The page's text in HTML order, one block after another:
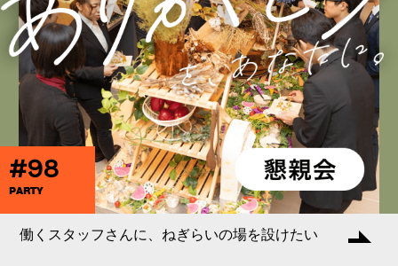
#98
PARTY
働くスタッフさんに、ねぎらいの場を設けたい